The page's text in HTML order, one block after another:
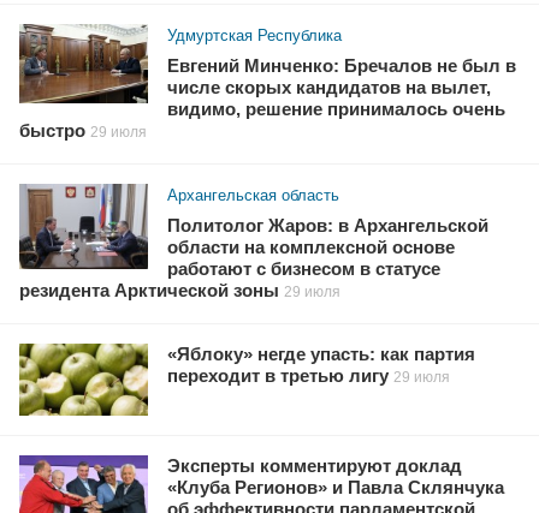
Удмуртская Республика
Евгений Минченко: Бречалов не был в
числе скорых кандидатов на вылет,
видимо, решение принималось очень
быстро 29 июля
Архангельская область
Политолог Жаров: в Архангельской
области на комплексной основе
работают с бизнесом в статусе
резидента Арктической зоны 29 июля
«Яблоку» негде упасть: как партия
переходит в третью лигу 29 июля
Эксперты комментируют доклад
«Клуба Регионов» и Павла Склянчука